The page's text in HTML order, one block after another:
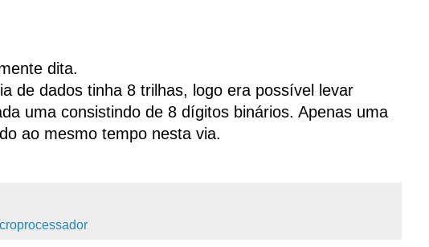
dita.
de dados tinha 8 trilhas, logo era possível levar
uma consistindo de 8 dígitos binários. Apenas uma
ao mesmo tempo nesta via.